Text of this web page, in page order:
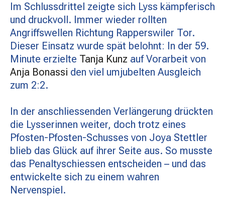
Im Schlussdrittel zeigte sich Lyss kämpferisch
und druckvoll. Immer wieder rollten
Angriffswellen Richtung Rapperswiler Tor.
Dieser Einsatz wurde spät belohnt: In der 59.
Minute erzielte Tanja Kunz auf Vorarbeit von
Anja Bonassi den viel umjubelten Ausgleich
zum 2:2.
In der anschliessenden Verlängerung drückten
die Lysserinnen weiter, doch trotz eines
Pfosten-Pfosten-Schusses von Joya Stettler
blieb das Glück auf ihrer Seite aus. So musste
das Penaltyschiessen entscheiden – und das
entwickelte sich zu einem wahren
Nervenspiel.